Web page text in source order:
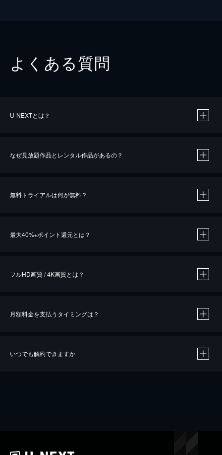
よくある質問
U-NEXTとは？
なぜ見放題作品とレンタル作品があるの？
無料トライアルは何が無料？
最大40%※ポイント還元とは？
※40％ポイント還元の対象は、クレジットカード決済による作品の購入 / レンタルです。
iOSアプリのUコイン決済による作品の購入 / レンタルは、20％のポイント還元です。
フルHD画質 / 4K画質とは？
月額料金を支払うタイミングは？
いつでも解約できますか